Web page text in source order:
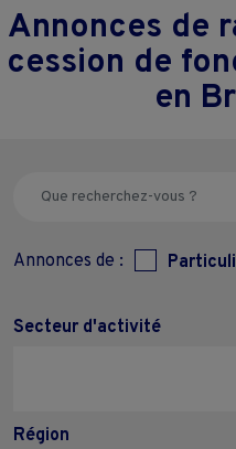
Annonces de
cession de
en
Annonces de :
Secteur d'activité
Région